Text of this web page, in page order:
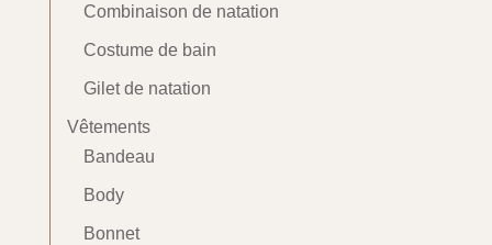
Combinaison de natation
Costume de bain
Gilet de natation
Vêtements
Bandeau
Body
Bonnet